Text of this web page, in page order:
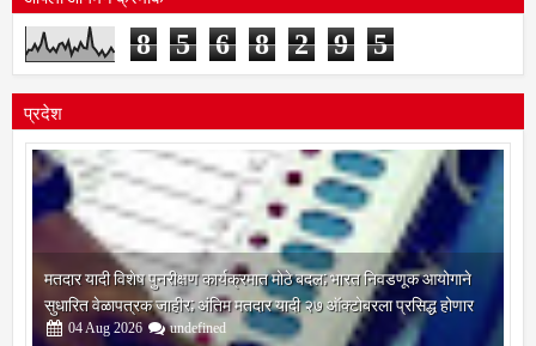
आपला आगमन क्रमांक
8 5 6 8 2 9 5
प्रदेश
मतदार यादी विशेष पुनरीक्षण कार्यक्रमात मोठे बदल; भारत निवडणूक आयोगाने
सुधारित वेळापत्रक जाहीर; अंतिम मतदार यादी २७ ऑक्टोबरला प्रसिद्ध होणार